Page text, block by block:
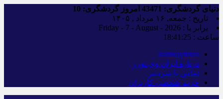
دنیای گردشگری: امروز گردشگری:
تاریخ : جمعه, ۱۶ مرداد , ۱۴۰۵
برابر با : Friday - 7 - August - 2026
ساعت : 18:41:26
iranwaytours
درباره ایران وی تورز
تماس با سردبیر
حریم شخصی کاربران